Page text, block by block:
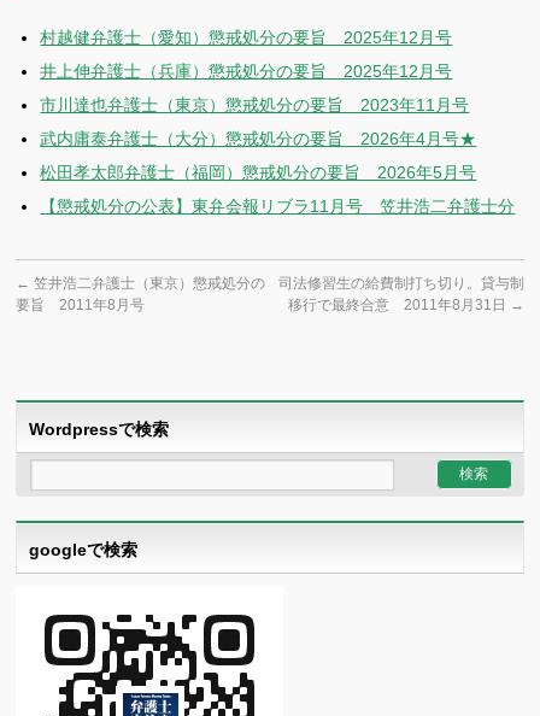
村越健弁護士（愛知）懲戒処分の要旨 2025年12月号
井上伸弁護士（兵庫）懲戒処分の要旨 2025年12月号
市川達也弁護士（東京）懲戒処分の要旨 2023年11月号
武内庸泰弁護士（大分）懲戒処分の要旨 2026年4月号★
松田孝太郎弁護士（福岡）懲戒処分の要旨 2026年5月号
【懲戒処分の公表】東弁会報リブラ11月号 笠井浩二弁護士分
← 笠井浩二弁護士（東京）懲戒処分の
要旨 2011年8月号
司法修習生の給費制打ち切り。貸与制
移行で最終合意 2011年8月31日 →
Wordpressで検索
googleで検索